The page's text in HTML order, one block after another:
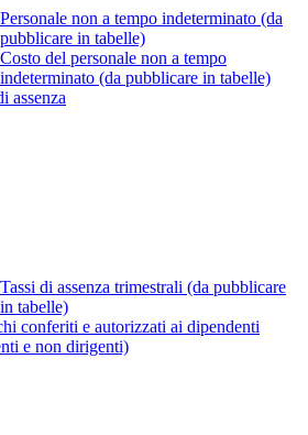
Personale non a tempo indeterminato (da
pubblicare in tabelle)
Costo del personale non a tempo
indeterminato (da pubblicare in tabelle)
assenza
Tassi di assenza trimestrali (da pubblicare
in tabelle)
conferiti e autorizzati ai dipendenti
e non dirigenti)